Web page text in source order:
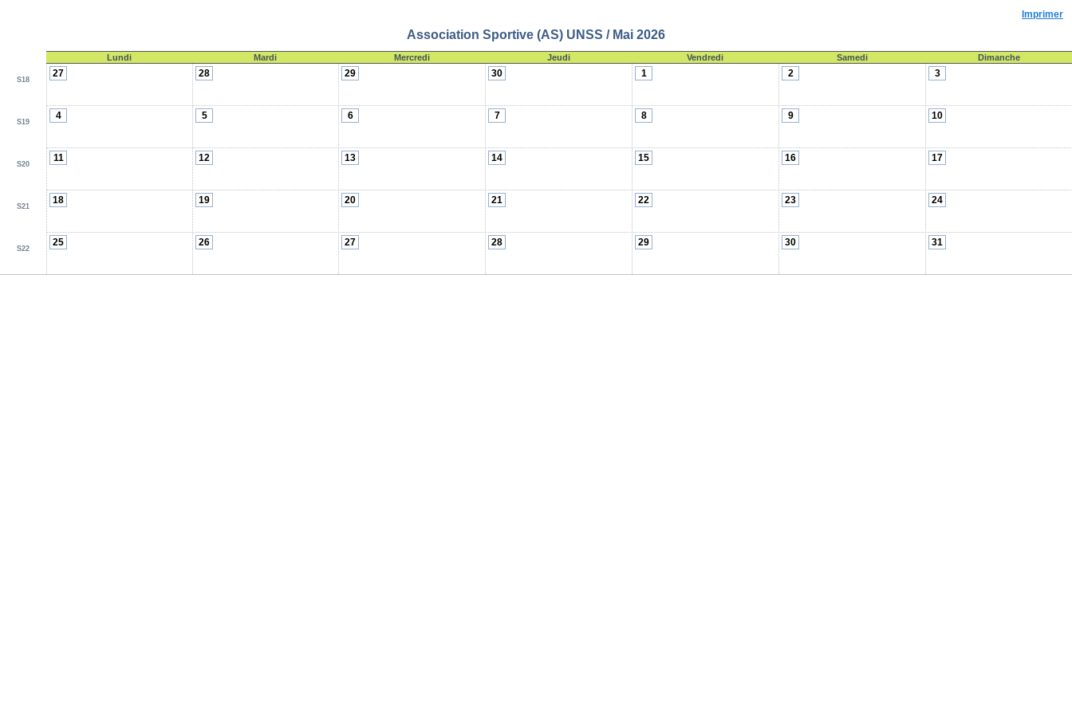
Imprimer
Association Sportive (AS) UNSS / Mai 2026
Lundi Mardi Mercredi Jeudi Vendredi Samedi Dimanche
S18
27 28 29 30 1 2 3
S19
4 5 6 7 8 9 10
S20
11 12 13 14 15 16 17
S21
18 19 20 21 22 23 24
S22
25 26 27 28 29 30 31